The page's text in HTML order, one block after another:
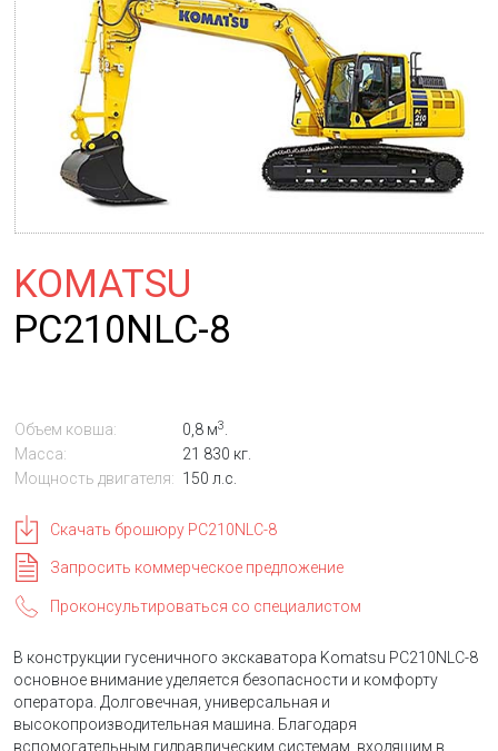
KOMATSU
PC210NLC-8
Объем ковша: 0,8 м3
Масса:
21 830 кг.
Мощность двигателя: 150 л.с.
Скачать брошюру PC210NLC-8
Запросить коммерческое предложение
Проконсультироваться со специалистом
В конструкции гусеничного экскаватора Komatsu PC210NLC-8
основное внимание уделяется безопасности и комфорту
оператора. Долговечная, универсальная и
высокопроизводительная машина. Благодаря
вспомогательным гидравлическим системам, входящим в